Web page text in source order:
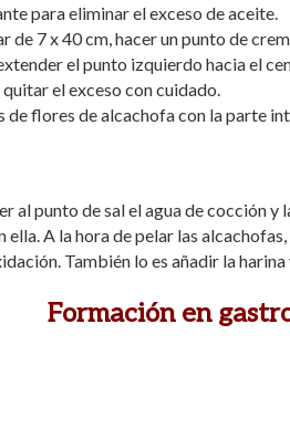
para eliminar el exceso de aceite.
de 7 x 40 cm, hacer un punto de
el punto izquierdo hacia el
el exceso con cuidado.
de flores de alcachofa con la parte
al punto de sal el agua de cocción
A la hora de pelar las alcachofas,
También lo es añadir la
Formación en